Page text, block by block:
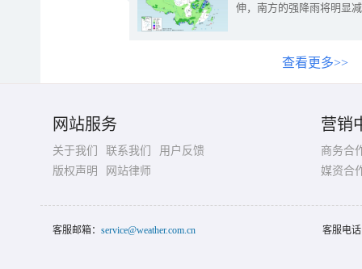
伸，南方的强降雨将明显
查看更多>>
网站服务
关于我们 联系我们
用户反馈
版权声明
网站律师
营销
商务合
媒资合
客服邮箱： service@weather.com.cn 客服电